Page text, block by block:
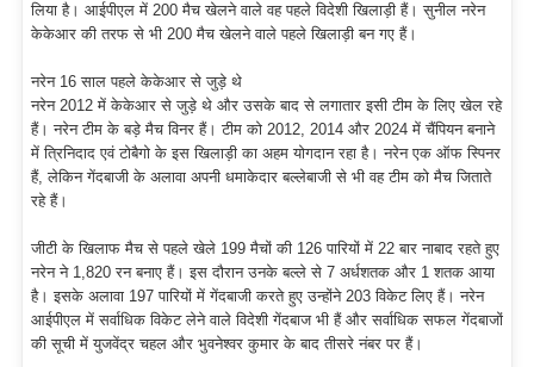
लिया है। आईपीएल में 200 मैच खेलने वाले वह पहले विदेशी खिलाड़ी हैं। सुनील नरेन
केकेआर की तरफ से भी 200 मैच खेलने वाले पहले खिलाड़ी बन गए हैं।
नरेन 16 साल पहले केकेआर से जुड़े थे
नरेन 2012 में केकेआर से जुड़े थे और उसके बाद से लगातार इसी टीम के लिए खेल रहे
हैं। नरेन टीम के बड़े मैच विनर हैं। टीम को 2012, 2014 और 2024 में चैंपियन बनाने
में त्रिनिदाद एवं टोबैगो के इस खिलाड़ी का अहम योगदान रहा है। नरेन एक ऑफ स्पिनर
हैं, लेकिन गेंदबाजी के अलावा अपनी धमाकेदार बल्लेबाजी से भी वह टीम को मैच जिताते
रहे हैं।
जीटी के खिलाफ मैच से पहले खेले 199 मैचों की 126 पारियों में 22 बार नाबाद रहते हुए
नरेन ने 1,820 रन बनाए हैं। इस दौरान उनके बल्ले से 7 अर्धशतक और 1 शतक आया
है। इसके अलावा 197 पारियों में गेंदबाजी करते हुए उन्होंने 203 विकेट लिए हैं। नरेन
आईपीएल में सर्वाधिक विकेट लेने वाले विदेशी गेंदबाज भी हैं और सर्वाधिक सफल गेंदबाजों
की सूची में युजवेंद्र चहल और भुवनेश्वर कुमार के बाद तीसरे नंबर पर हैं।